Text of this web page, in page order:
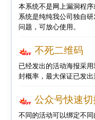
本系统不是网上漏洞程
系统是纯纯我公司独自
问题，可放心使用。
不死二维码
已经发出的活动海报采
封概率，最大保证已发出
公众号快速
不同的活动可以绑定不